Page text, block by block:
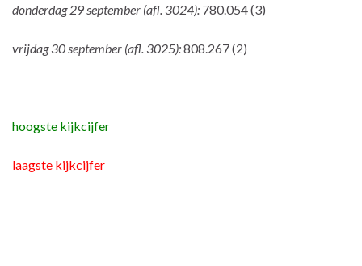
donderdag 29 september (afl. 3024): 780.054 (3)
vrijdag 30 september (afl. 3025):808.267 (2)
hoogste kijkcijfer
laagste kijkcijfer